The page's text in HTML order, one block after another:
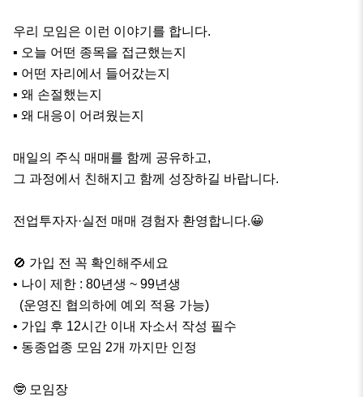
우리 모임은 이런 이야기를 합니다.
▪ 오늘 어떤 종목을 접근했는지
▪ 어떤 자리에서 들어갔는지
▪ 왜 손절했는지
▪ 왜 대응이 어려웠는지
매일의 주식 매매를 함께 공유하고,
그 과정에서 친해지고 함께 성장하길 바랍니다.
전업투자자·실전 매매 경험자 환영합니다.😀
🚫 가입 전 꼭 확인해주세요
• 나이 제한 : 80년생 ~ 99년생
• 가입 후 12시간 이내 자소서 작성 필수
• 동종업종 모임 2개 까지만 인정
🤓 모임장